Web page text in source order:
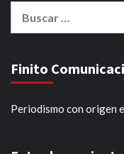
Finito
Periodismo con origen